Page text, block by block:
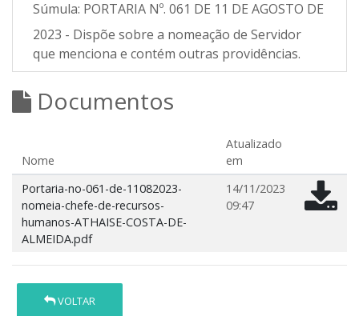
Súmula: PORTARIA Nº. 061 DE 11 DE AGOSTO DE
2023 - Dispõe sobre a nomeação de Servidor
que menciona e contém outras providências.
Documentos
Nome
Atualizado
em
Portaria-no-061-de-11082023-
nomeia-chefe-de-recursos-
humanos-ATHAISE-COSTA-DE-
ALMEIDA.pdf
14/11/2023
09:47
VOLTAR